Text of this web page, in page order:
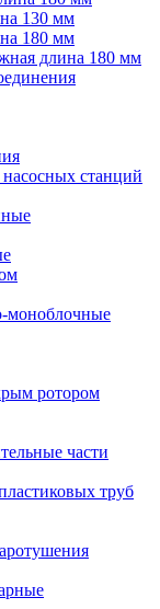
130 мм
180 мм
длина 180 мм
станций
моноблочные
ротором
части
труб